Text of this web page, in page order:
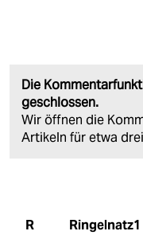
Die
geschlossen.
Wir öffnen die
Artikeln für etwa
R Ringelnatz1